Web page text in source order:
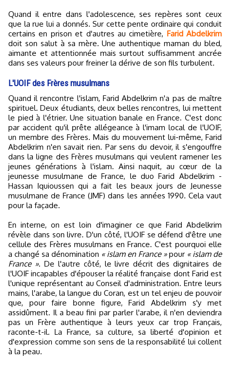
Quand il entre dans l'adolescence, ses repères sont ceux
que la rue lui a donnés. Sur cette pente ordinaire qui conduit
certains en prison et d'autres au cimetière, Farid Abdelkrim
doit son salut à sa mère. Une authentique maman du bled,
aimante et attentionnée mais surtout suffisamment ancrée
dans ses valeurs pour freiner la dérive de son fils turbulent.
L'UOIF des Frères musulmans
Quand il rencontre l'islam, Farid Abdelkrim n'a pas de maître
spirituel. Deux étudiants, deux belles rencontres, lui mettent
le pied à l'étrier. Une situation banale en France. C'est donc
par accident qu'il prête allégeance à l'imam local de l'UOIF,
un membre des Frères. Mais du mouvement lui-même, Farid
Abdelkrim n'en savait rien. Par sens du devoir, il s'engouffre
dans la ligne des Frères musulmans qui veulent ramener les
jeunes générations à l'islam. Ainsi naquit, au cœur de la
jeunesse musulmane de France, le duo Farid Abdelkrim -
Hassan Iquioussen qui a fait les beaux jours de Jeunesse
musulmane de France (JMF) dans les années 1990. Cela vaut
pour la façade.
En interne, on est loin d'imaginer ce que Farid Abdelkrim
révèle dans son livre. D'un côté, l'UOIF se défend d'être une
cellule des Frères musulmans en France. C'est pourquoi elle
a changé sa dénomination « islam en France »pour « islam de
France ». De l'autre côté, le livre décrit des dignitaires de
l'UOIF incapables d'épouser la réalité française dont Farid est
l'unique représentant au Conseil d'administration. Entre leurs
mains, l'arabe, la langue du Coran, est un tel enjeu de pouvoir
que, pour faire bonne figure, Farid Abdelkrim s'y met
assidûment. Il a beau fini par parler l'arabe, il n'en deviendra
pas un Frère authentique à leurs yeux car trop Français,
raconte-t-il. La France, sa culture, sa liberté d'opinion et
d'expression comme son sens de la responsabilité lui collent
à la peau.